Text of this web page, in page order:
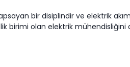
bir disiplindir ve elektrik
birimi olan elektrik mühendisliğini